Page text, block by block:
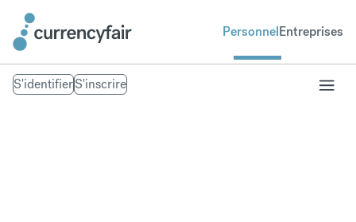
PersonnelEntreprises
S'identifierS'inscrire